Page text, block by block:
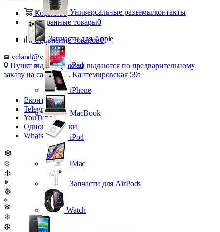
Корзина0
Избранные товары0
Сравнение товаров0
vcland@vcland.ru
Пункт выдачи (заказы выдаются по предварительному
заказу на сайте), ул. Кантемировская 59а
Вконтакте
Telegram
YouTube
Одноклассники
WhatsApp
❄
❆
❄
❅
❅
❄
❄
❄
❆
Универсальные разъемы/контакты
Запчасти для Apple
iPad
iPhone
MacBook
iPod
iMac
Запчасти для AirPods
Watch